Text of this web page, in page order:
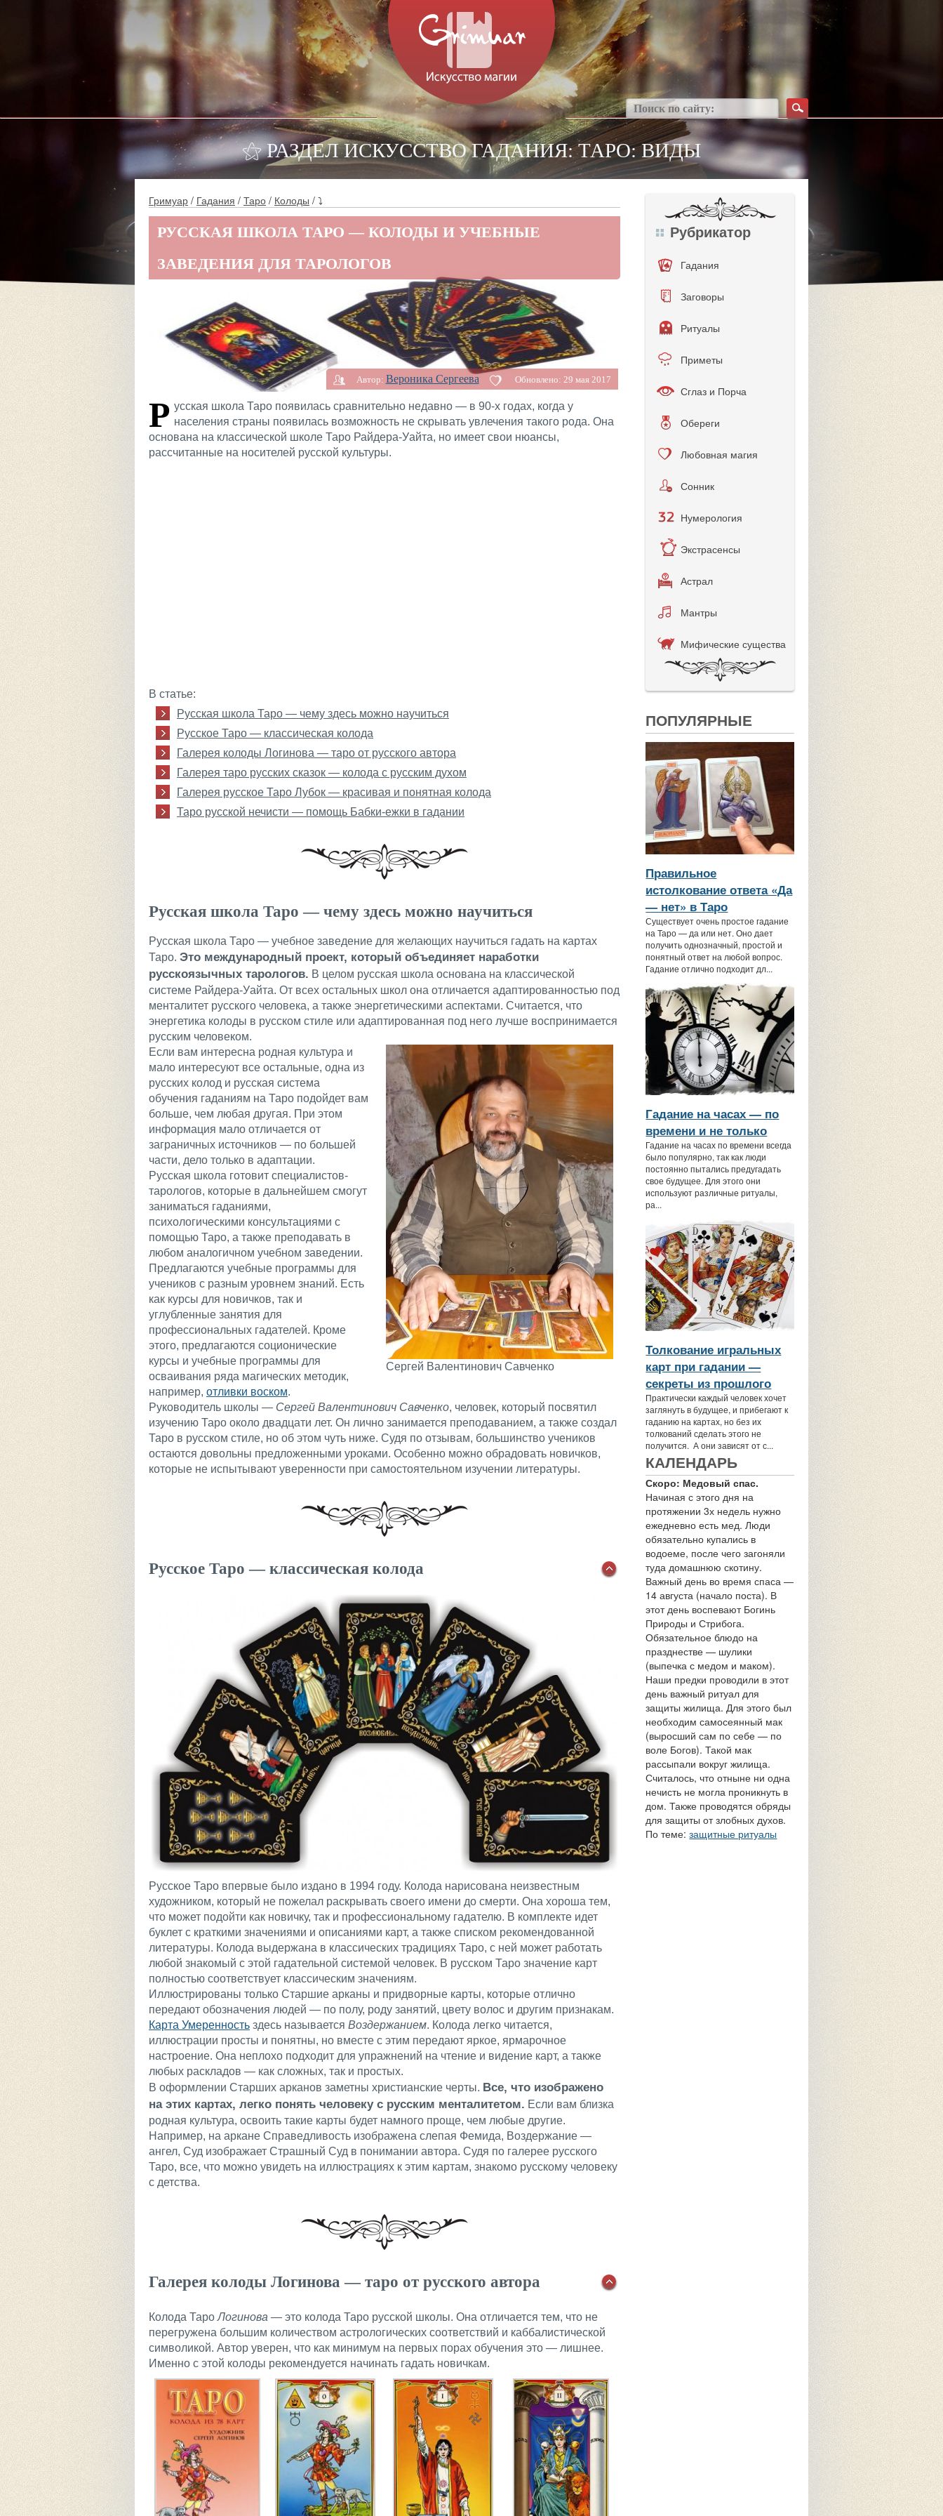
⚝ РАЗДЕЛ ИСКУССТВО ГАДАНИЯ: ТАРО: ВИДЫ
Гримуар / Гадания / Таро / Колоды / ⤵
РУССКАЯ ШКОЛА ТАРО — КОЛОДЫ И УЧЕБНЫЕ
ЗАВЕДЕНИЯ ДЛЯ ТАРОЛОГОВ
Автор: Вероника Сергеева Обновлено: 29 мая 2017
Р усская школа Таро появилась сравнительно недавно — в 90-х годах, когда у
населения страны появилась возможность не скрывать увлечения такого рода. Она
основана на классической школе Таро Райдера-Уайта, но имеет свои нюансы,
рассчитанные на носителей русской культуры.
В статье:
Русская школа Таро — чему здесь можно научиться
Русское Таро — классическая колода
Галерея колоды Логинова — таро от русского автора
Галерея таро русских сказок — колода с русским духом
Галерея русское Таро Лубок — красивая и понятная колода
Таро русской нечисти — помощь Бабки-ежки в гадании
Русская школа Таро — чему здесь можно научиться
Русская школа Таро — учебное заведение для желающих научиться гадать на картах
Таро. Это международный проект, который объединяет наработки
русскоязычных тарологов. В целом русская школа основана на классической
системе Райдера-Уайта. От всех остальных школ она отличается адаптированностью под
менталитет русского человека, а также энергетическими аспектами. Считается, что
энергетика колоды в русском стиле или адаптированная под него лучше воспринимается
русским человеком.
Сергей Валентинович Савченко
Если вам интересна родная культура и
мало интересуют все остальные, одна из
русских колод и русская система
обучения гаданиям на Таро подойдет вам
больше, чем любая другая. При этом
информация мало отличается от
заграничных источников — по большей
части, дело только в адаптации.
Русская школа готовит специалистов-
тарологов, которые в дальнейшем смогут
заниматься гаданиями,
психологическими консультациями с
помощью Таро, а также преподавать в
любом аналогичном учебном заведении.
Предлагаются учебные программы для
учеников с разным уровнем знаний. Есть
как курсы для новичков, так и
углубленные занятия для
профессиональных гадателей. Кроме
этого, предлагаются соционические
курсы и учебные программы для
осваивания ряда магических методик,
например, отливки воском.
Руководитель школы — Сергей Валентинович Савченко, человек, который посвятил
изучению Таро около двадцати лет. Он лично занимается преподаванием, а также создал
Таро в русском стиле, но об этом чуть ниже. Судя по отзывам, большинство учеников
остаются довольны предложенными уроками. Особенно можно обрадовать новичков,
которые не испытывают уверенности при самостоятельном изучении литературы.
Русское Таро — классическая колода
Русское Таро впервые было издано в 1994 году. Колода нарисована неизвестным
художником, который не пожелал раскрывать своего имени до смерти. Она хороша тем,
что может подойти как новичку, так и профессиональному гадателю. В комплекте идет
буклет с краткими значениями и описаниями карт, а также списком рекомендованной
литературы. Колода выдержана в классических традициях Таро, с ней может работать
любой знакомый с этой гадательной системой человек. В русском Таро значение карт
полностью соответствует классическим значениям.
Иллюстрированы только Старшие арканы и придворные карты, которые отлично
передают обозначения людей — по полу, роду занятий, цвету волос и другим признакам.
Карта Умеренность здесь называется Воздержанием. Колода легко читается,
иллюстрации просты и понятны, но вместе с этим передают яркое, ярмарочное
настроение. Она неплохо подходит для упражнений на чтение и видение карт, а также
любых раскладов — как сложных, так и простых.
В оформлении Старших арканов заметны христианские черты. Все, что изображено
на этих картах, легко понять человеку с русским менталитетом. Если вам близка
родная культура, освоить такие карты будет намного проще, чем любые другие.
Например, на аркане Справедливость изображена слепая Фемида, Воздержание —
ангел, Суд изображает Страшный Суд в понимании автора. Судя по галерее русского
Таро, все, что можно увидеть на иллюстрациях к этим картам, знакомо русскому человеку
с детства.
Галерея колоды Логинова — таро от русского автора
Колода ТароЛогинова — это колода Таро русской школы. Она отличается тем, что не
перегружена большим количеством астрологических соответствий и каббалистической
символикой. Автор уверен, что как минимум на первых порах обучения это — лишнее.
Именно с этой колоды рекомендуется начинать гадать новичкам.
Рубрикатор
Гадания
Заговоры
Ритуалы
Приметы
Сглаз и Порча
Обереги
Любовная магия
Сонник
Нумерология
Экстрасенсы
Астрал
Мантры
Мифические существа
ПОПУЛЯРНЫЕ
Правильное
истолкование ответа «Да
— нет» в Таро
Существует очень простое гадание
на Таро — да или нет. Оно дает
получить однозначный, простой и
понятный ответ на любой вопрос.
Гадание отлично подходит дл...
Гадание на часах — по
времени и не только
Гадание на часах по времени всегда
было популярно, так как люди
постоянно пытались предугадать
свое будущее. Для этого они
используют различные ритуалы,
ра...
Толкование игральных
карт при гадании —
секреты из прошлого
Практически каждый человек хочет
заглянуть в будущее, и прибегают к
гаданию на картах, но без их
толкований сделать этого не
получится. А они зависят от с...
КАЛЕНДАРЬ
Скоро: Медовый спас.
Начиная с этого дня на
протяжении 3х недель нужно
ежедневно есть мед. Люди
обязательно купались в
водоеме, после чего загоняли
туда домашнюю скотину.
Важный день во время спаса —
14 августа (начало поста). В
этот день воспевают Богинь
Природы и Стрибога.
Обязательное блюдо на
празднестве — шулики
(выпечка с медом и маком).
Наши предки проводили в этот
день важный ритуал для
защиты жилища. Для этого был
необходим самосеянный мак
(выросший сам по себе — по
воле Богов). Такой мак
рассыпали вокруг жилища.
Считалось, что отныне ни одна
нечисть не могла проникнуть в
дом. Также проводятся обряды
для защиты от злобных духов.
По теме:защитные ритуалы